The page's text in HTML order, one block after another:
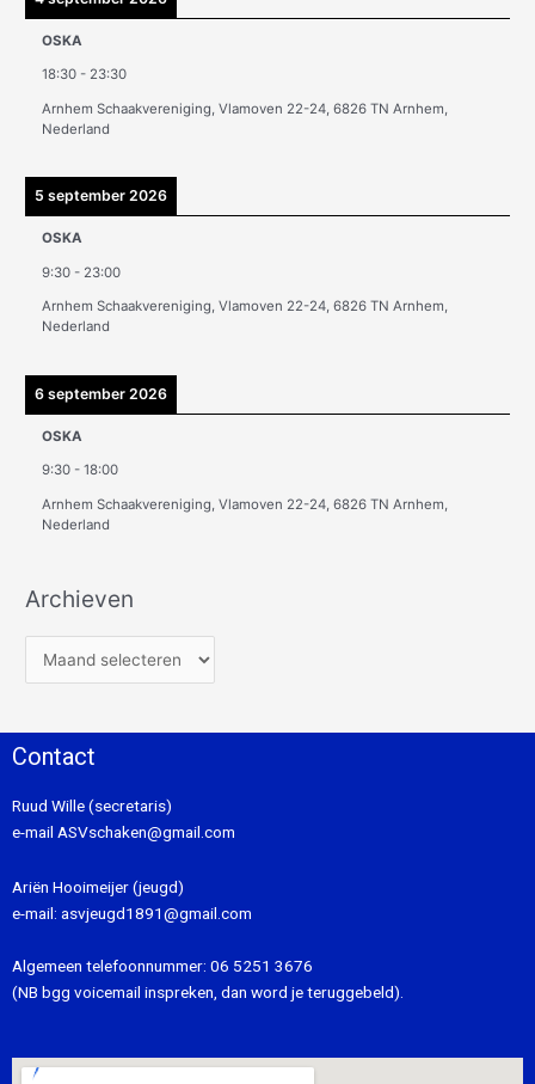
OSKA
18:30 - 23:30
Arnhem Schaakvereniging, Vlamoven 22-24, 6826 TN Arnhem,
Nederland
5 september 2026
OSKA
9:30 - 23:00
Arnhem Schaakvereniging, Vlamoven 22-24, 6826 TN Arnhem,
Nederland
6 september 2026
OSKA
9:30 -18:00
Arnhem Schaakvereniging, Vlamoven 22-24, 6826 TN Arnhem,
Nederland
Archieven
e
Contact
Ruud Wille (secretaris)
e-mail ASVschaken@gmail.com
Ariën Hooimeijer (jeugd)
e-mail: asvjeugd1891@gmail.com
Algemeen telefoonnummer: 06 5251 3676
(NB bgg voicemail inspreken, dan word je teruggebeld).